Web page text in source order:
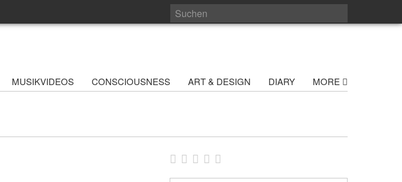
MUSIKVIDEOS CONSCIOUSNESS ART & DESIGN DIARY MORE